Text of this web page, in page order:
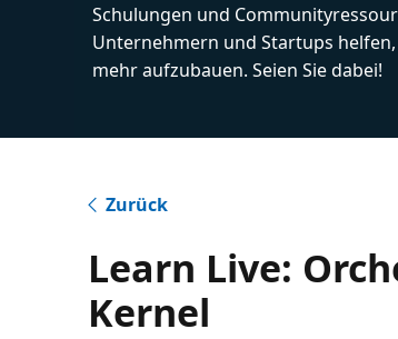
Schulungen und
Unternehmern und Startups
mehr aufzubauen. Seien Sie dabei!
Zurück
Learn Live:
Kernel